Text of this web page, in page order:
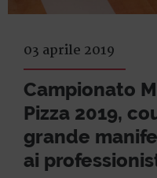
03 aprile 2019
Campionato
Pizza 2019,
grande
ai